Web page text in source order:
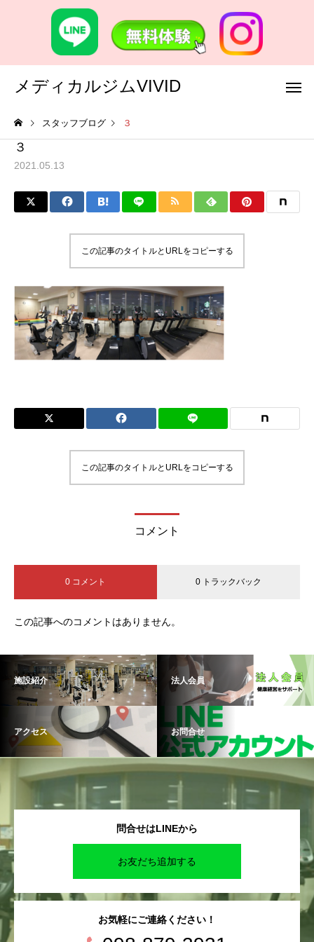
メディカルジムVIVID
スタッフブログ ３
３
2021.05.13
この記事のタイトルとURLをコピーする
この記事のタイトルとURLをコピーする
コメント
0 コメント 0 トラックバック
この記事へのコメントはありません。
施設紹介 法人会員
アクセス お問合せ
問合せはLINEから
お友だち追加する
お気軽にご連絡ください！